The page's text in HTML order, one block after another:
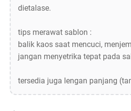
dietalase.
tips merawat sablon :
balik kaos saat mencuci,
jangan menyetrika tepat pada
tersedia juga lengan panjang